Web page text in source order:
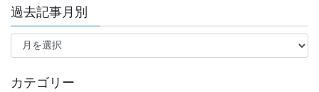
過去記事月別
過
事
カテゴリー